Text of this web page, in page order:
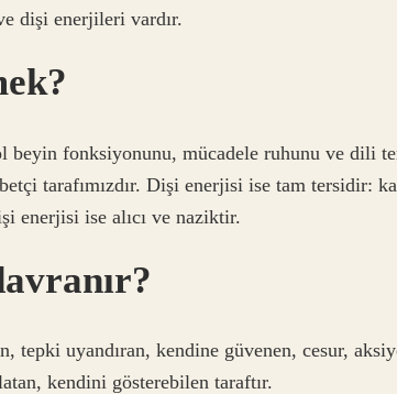
dişi enerjileri vardır.
beyin fonksiyonunu, mücadele ruhunu ve dili
tarafımızdır. Dişi enerjisi ise tam tersidir:
enerjisi ise alıcı ve naziktir.
tepki uyandıran, kendine güvenen, cesur,
kendini gösterebilen taraftır.